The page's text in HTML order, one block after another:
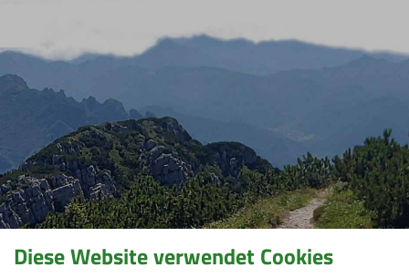
Diese Website verwendet Cookies